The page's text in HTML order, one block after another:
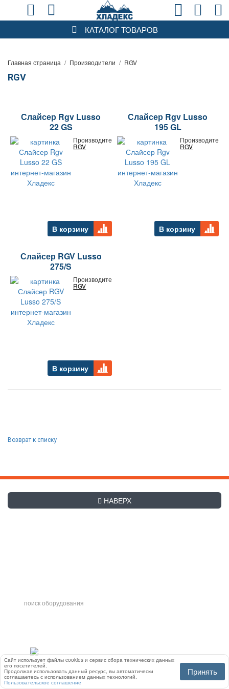
КАТАЛОГ ТОВАРОВ
Главная страница / Производители / RGV
RGV
Слайсер Rgv Lusso
22 GS
Производитель:
RGV
В корзину
Слайсер Rgv Lusso
195 GL
Производитель:
RGV
В корзину
Слайсер RGV Lusso
275/S
Производитель:
RGV
В корзину
Возврат к списку
НАВЕРХ
оборудования для магазинов
2007-2026
Сайт использует файлы cookies и сервис сбора технических данных
его посетителей.
Продолжая использовать данный ресурс, вы автоматически
соглашаетесь с использованием данных технологий.
Пользовательское соглашение
Принять